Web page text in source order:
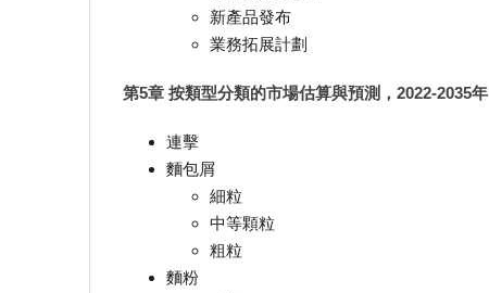
新產品發布
業務拓展計劃
第5章 按類型分類的市場估算與預測，2022-2035年
連擊
麵包屑
細粒
中等顆粒
粗粒
麵粉